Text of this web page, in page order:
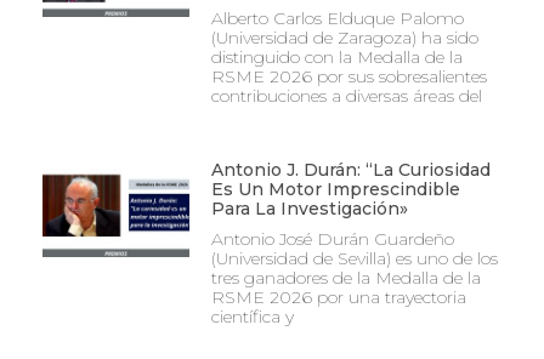
Alberto Carlos Elduque Palomo
(Universidad de Zaragoza) ha sido
distinguido con la Medalla de la
RSME 2026 por sus sobresalientes
contribuciones a diversas áreas del
Antonio J. Durán: “La Curiosidad
Es Un Motor Imprescindible
Para La Investigación»
Antonio José Durán Guardeño
(Universidad de Sevilla) es uno de los
tres ganadores de la Medalla de la
RSME 2026 por una trayectoria
científica y